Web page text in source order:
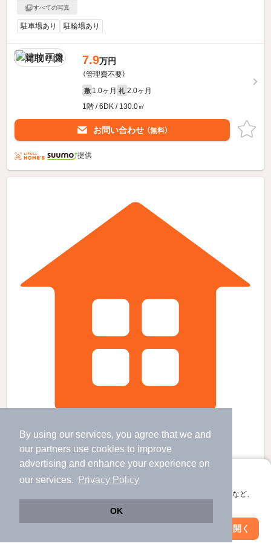
By using our services, you agree that we and
our partners use cookies to improve
advertising and enhance your experience on
our services.
Privacy Policy
OK
アプリに切り替えて、サクサクお部屋探し
会員登録なしですぐ使える。マップ検索やお気に入り保存など、
アプリを開く
すべての写真
駐車場あり 駐輪場あり
7.9万円
（管理費不要）
敷 1.0ヶ月 礼 2.0ヶ月
1階 / 6DK / 130.0㎡
お問い合わせ （無料）
提供
聖マリア病院前駅より徒歩5分 築47年3ヶ月 2階建の賃貸物件
花畑駅 歩 7分 （西鉄大牟田）
聖マリア病院前駅 歩
久留米高校前駅 歩15分 （久大線）
ほか1駅（徒歩20分圏内）
絞り込み条件を変更